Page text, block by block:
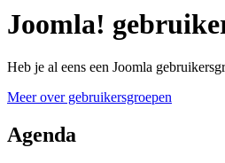
Joomla!
Heb je al eens een Joomla
Meer over gebruikersgroepen
Agenda